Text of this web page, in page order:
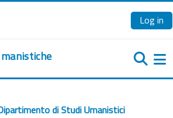
Log in
di Studi Umanistici